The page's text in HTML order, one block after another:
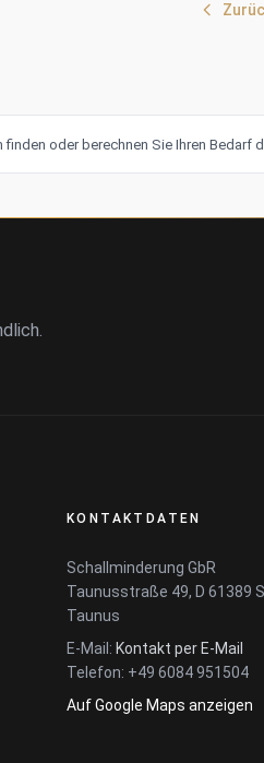
oder berechnen Sie Ihren Bedarf
KONTAKTDATEN
Schallminderung GbR
Taunusstraße 49, D 61389
Taunus
E-Mail: Kontakt per E-Mail
Telefon: +49 6084 951504
Auf Google Maps anzeigen